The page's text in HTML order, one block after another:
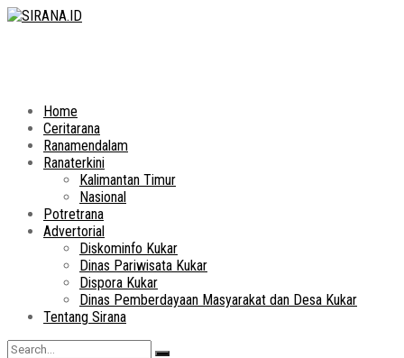
Home
Ceritarana
Ranamendalam
Ranaterkini
Kalimantan Timur
Nasional
Potretrana
Advertorial
Diskominfo Kukar
Dinas Pariwisata Kukar
Dispora Kukar
Dinas Pemberdayaan Masyarakat dan Desa Kukar
Tentang Sirana